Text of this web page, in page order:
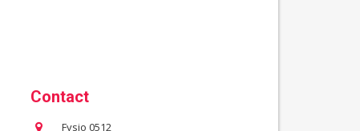
Contact
Fysio 0512